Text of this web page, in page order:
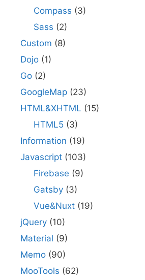
Compass (3)
Sass (2)
Custom (8)
Dojo (1)
Go (2)
GoogleMap (23)
HTML&XHTML (15)
HTML5(3)
Information (19)
Javascript (103)
Firebase (9)
Gatsby(3)
Vue&Nuxt(19)
jQuery (10)
Material (9)
Memo (90)
MooTools (62)